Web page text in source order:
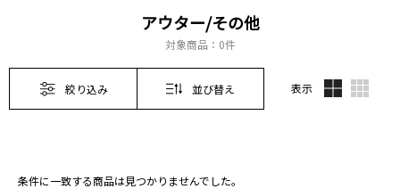
アウター/その他
対象商品： 0件
絞り込み 並び替え 表示
条件に一致する商品は見つかりませんでした。